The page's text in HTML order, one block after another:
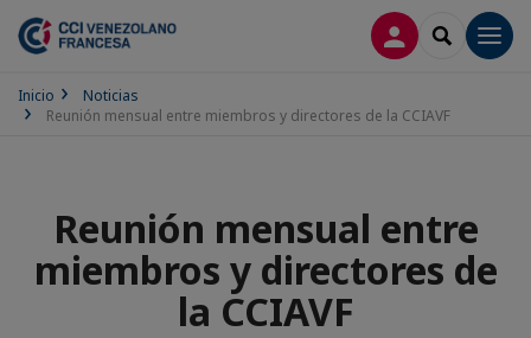
CONECTARSE
SEARCH
Inicio
Noticias
Reunión mensual entre miembros y directores de la CCIAVF
Reunión mensual entre
miembros y directores de
la CCIAVF